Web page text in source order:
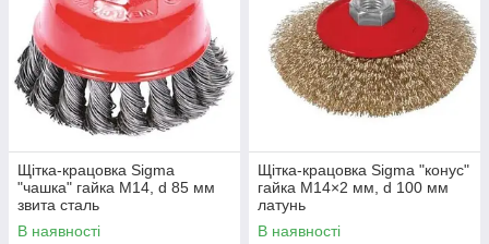
Щітка-крацовка Sigma
"чашка" гайка М14, d 85 мм
звита сталь
В наявності
Щітка-крацовка Sigma "конус"
гайка М14×2 мм, d 100 мм
латунь
В наявності